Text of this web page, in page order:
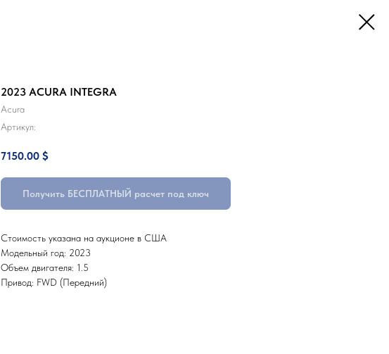
2023 ACURA INTEGRA
Acura
Артикул:
7150.00 $
Получить БЕСПЛАТНЫЙ расчет под ключ
Стоимость указана на аукционе в США
Модельный год: 2023
Объем двигателя: 1.5
Привод: FWD (Передний)